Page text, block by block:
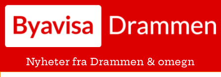
Nyheter fra Drammen & omegn